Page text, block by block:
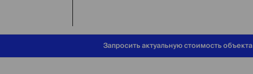
Запросить актуальную стоимость объекта